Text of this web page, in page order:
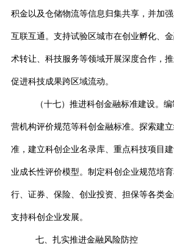
积金以及仓储物流等信息归集共享，并加
互联互通。支持试验区城市在创业孵化、
术转让、科技服务等领域开展深度合作，
促进科技成果跨区域流动。
（十七）推进科创金融标准建设。
营机构评价规范等科创金融标准。探索建
准，建立科创企业名录库、重点科技项目
业成长性评价模型。制定科创企业规范培
行、证券、保险、创业投资、担保等各类
支持科创企业发展。
七、扎实推进金融风险防控